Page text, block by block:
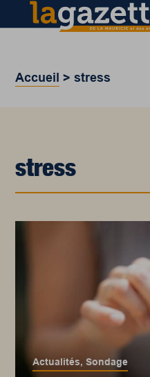
Accueil >stress
stress
Actualités,Sondage